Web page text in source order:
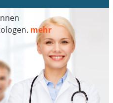
mehr